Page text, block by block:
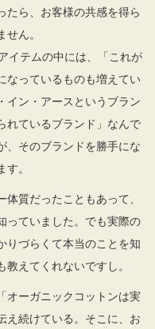
たら、お客様の共感を得ら
ん。
イテムの中には、「これが
なっているものも増えてい
イン・アースというブラン
れているブランド」なんで
、そのブランドを勝手にな
。
質だったこともあって、
っていました。でも実際の
りづらくて本当のことを知
えてくれないですし。
オーガニックコットンは実
え続けている。そこに、お